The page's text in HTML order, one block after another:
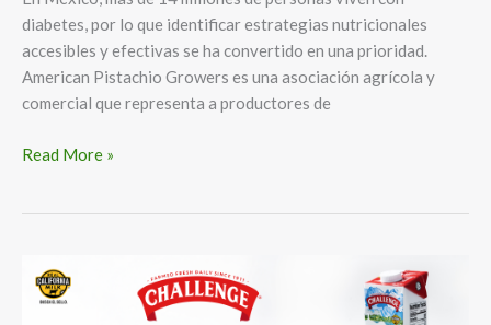
diabetes, por lo que identificar estrategias nutricionales
accesibles y efectivas se ha convertido en una prioridad.
American Pistachio Growers es una asociación agrícola y
comercial que representa a productores de
Read More »
Challenge
Whipping